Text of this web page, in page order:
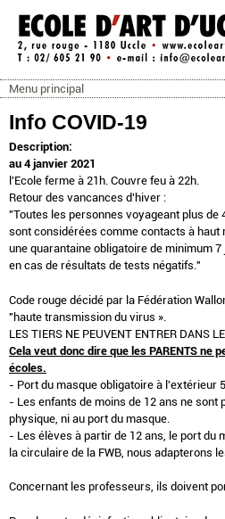
Aller au contenu
ecoleartuccle.be
Menu principal
Menu principal
Info COVID-19
Description:
au 4 janvier 2021
l'Ecole ferme à 21h. Couvre feu à 22h.
Retour des vancances d'hiver :
"Toutes les personnes voyageant plus de
sont considérées comme contacts à haut
une quarantaine obligatoire de minimum
en cas de résultats de tests négatifs."
Code rouge décidé par la Fédération
"haute transmission du virus ».
LES TIERS NE PEUVENT ENTRER DANS
Cela veut donc dire que les PARENTS ne
écoles.
- Port du masque obligatoire à l'extérieur
- Les enfants de moins de 12 ans ne sont
physique, ni au port du masque.
- Les élèves à partir de 12 ans, le port du
la circulaire de la FWB, nous adapterons
Concernant les professeurs, ils doivent